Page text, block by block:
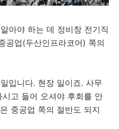
아야 하는 데 정비창 전기직
공업(두산인프라코어) 쪽의
입니다. 현장 일이죠. 사무
고 들어 오셔야 후회를 안
중공업 쪽의 절반도 되지